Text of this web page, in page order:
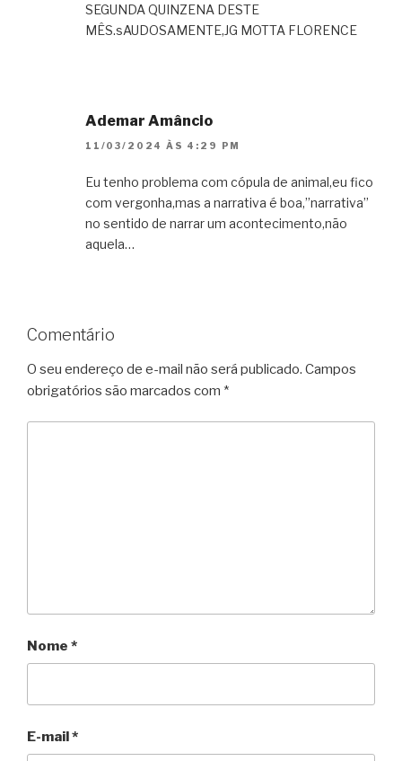
SEGUNDA QUINZENA DESTE
MÊS.sAUDOSAMENTE,JG MOTTA FLORENCE
Ademar Amâncio
11/03/2024 ÀS 4:29 PM
Eu tenho problema com cópula de animal,eu fico
com vergonha,mas a narrativa é boa,”narrativa”
no sentido de narrar um acontecimento,não
aquela…
Comentário
O seu endereço de e-mail não será publicado. Campos
obrigatórios são marcados com *
Nome *
E-mail*